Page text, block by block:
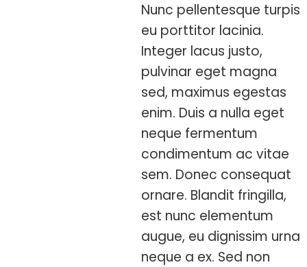
Nunc pellentesque turpis
eu porttitor lacinia.
Integer lacus justo,
pulvinar eget magna
sed, maximus egestas
enim. Duis a nulla eget
neque fermentum
condimentum ac vitae
sem. Donec consequat
ornare. Blandit fringilla,
est nunc elementum
augue, eu dignissim urna
neque a ex. Sed non